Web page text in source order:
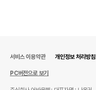
서비스 이용약관 개인정보 처리방침
PC버전으로 보기